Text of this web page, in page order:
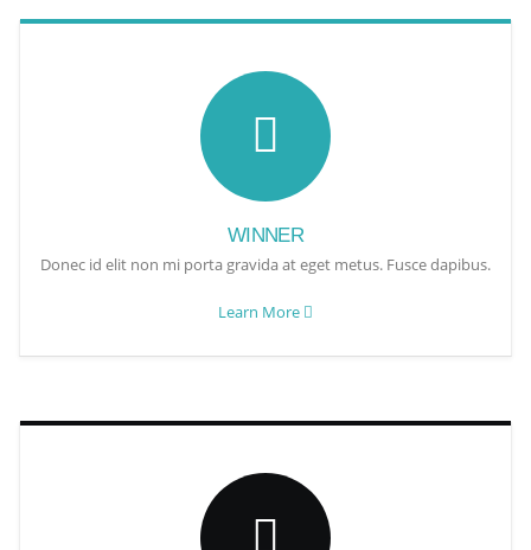
WINNER
Donec id elit non mi porta gravida at eget metus. Fusce dapibus.
Learn More